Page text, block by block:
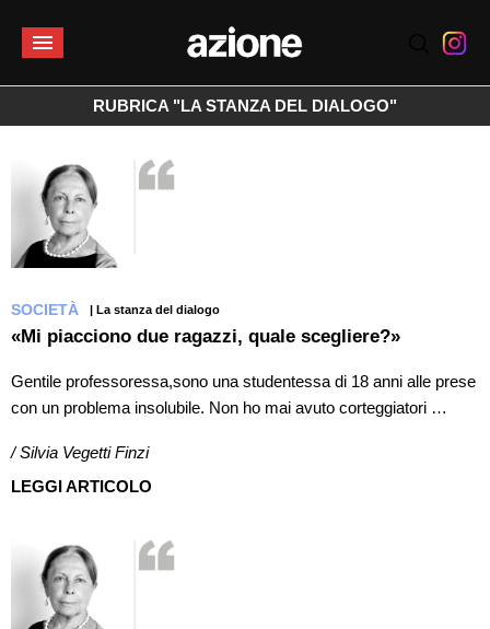
RUBRICA "LA STANZA DEL DIALOGO"
SOCIETÀ | La stanza del dialogo
«Mi piacciono due ragazzi, quale scegliere?»
Gentile professoressa,sono una studentessa di 18 anni alle prese
con un problema insolubile. Non ho mai avuto corteggiatori …
/ Silvia Vegetti Finzi
LEGGI ARTICOLO